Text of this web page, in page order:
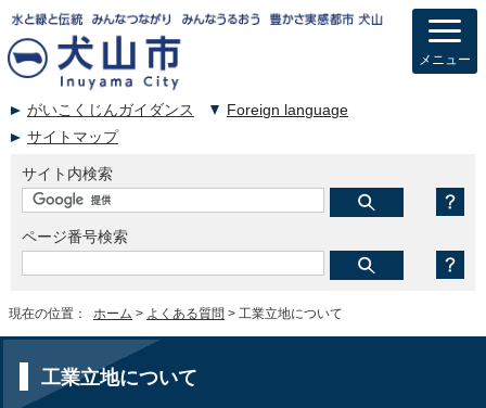
がいこくじんガイダンス
Foreign language
サイトマップ
サイト内検索
ページ番号検索
メニュー
現在の位置： ホーム > よくある質問 > 工業立地について
工業立地について